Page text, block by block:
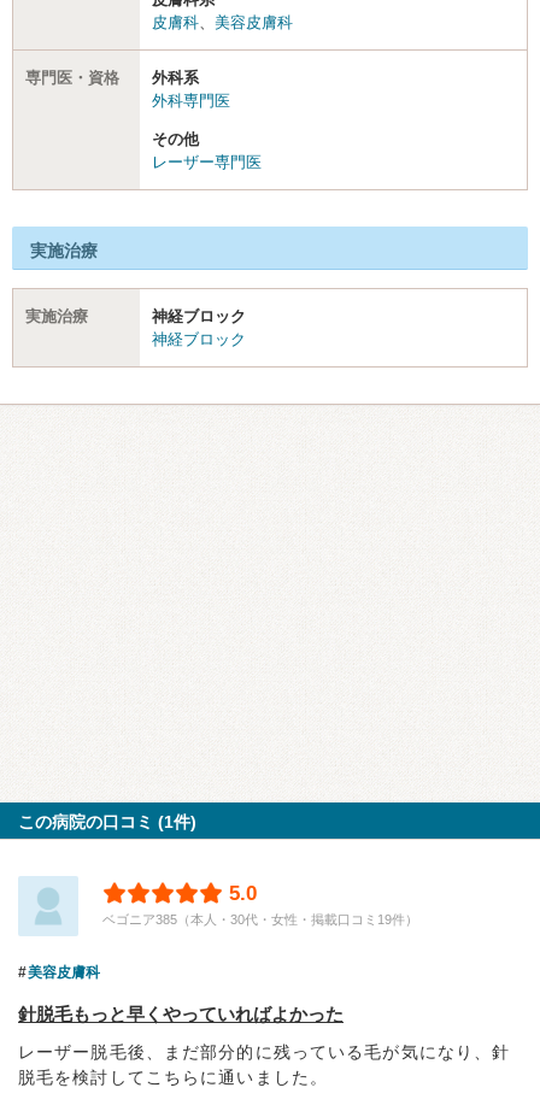
皮膚科、 美容皮膚科
専門医・資格
外科系
外科専門医
その他
レーザー専門医
実施治療
実施治療
神経ブロック
神経ブロック
この病院の口コミ (1件)
5.0
ベゴニア385（本人・30代・女性・掲載口コミ19件）
美容皮膚科
針脱毛もっと早くやっていればよかった
レーザー脱毛後、まだ部分的に残っている毛が気になり、針
脱毛を検討してこちらに通いました。